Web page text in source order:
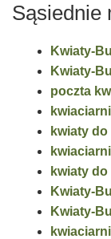
Sąsiednie
Kwiaty-
Kwiaty-
poczta
kwiaty
kwiaty
Kwiaty-
Kwiaty-